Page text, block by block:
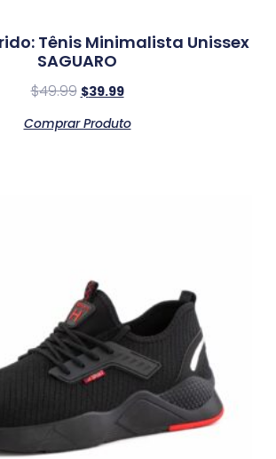
Tênis Minimalista Unissex
SAGUARO
$49.99 $39.99
Comprar Produto